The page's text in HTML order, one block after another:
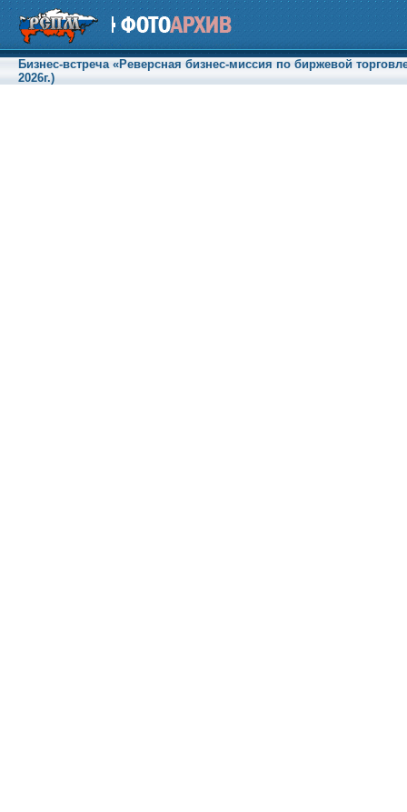
Бизнес-встреча «Реверсная бизнес-миссия по биржевой
2026г.)